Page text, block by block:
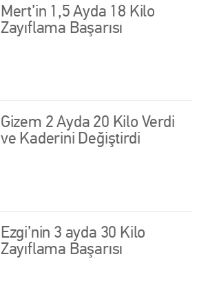
Mert’in 1,5 Ayda 18 Kilo
Zayıflama Başarısı
Gizem 2 Ayda 20 Kilo Verdi
ve Kaderini Değiştirdi
Ezgi’nin 3 ayda 30 Kilo
Zayıflama Başarısı